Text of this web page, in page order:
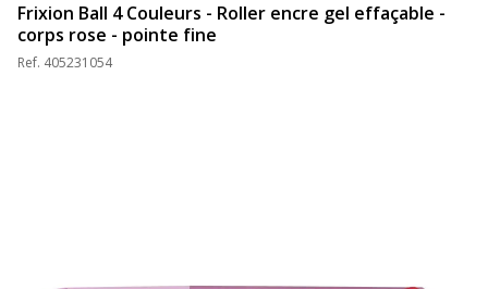
Frixion Ball 4 Couleurs - Roller encre gel effaçable -
corps rose - pointe fine
Ref. 405231054